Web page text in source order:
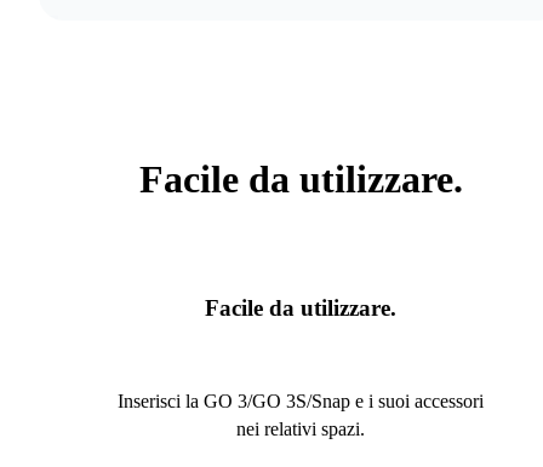
Facile da utilizzare.
Facile da utilizzare.
Inserisci la GO 3/GO 3S/Snap e i suoi accessori
nei relativi spazi.